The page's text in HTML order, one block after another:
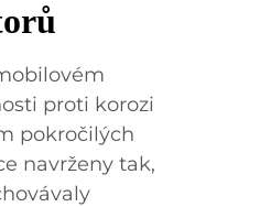
proti korozi
pokročilých
navrženy tak,